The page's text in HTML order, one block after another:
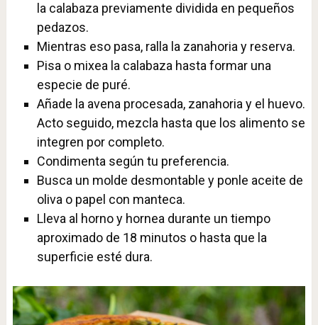
la calabaza previamente dividida en pequeños
pedazos.
Mientras eso pasa, ralla la zanahoria y reserva.
Pisa o mixea la calabaza hasta formar una
especie de puré.
Añade la avena procesada, zanahoria y el huevo.
Acto seguido, mezcla hasta que los alimento se
integren por completo.
Condimenta según tu preferencia.
Busca un molde desmontable y ponle aceite de
oliva o papel con manteca.
Lleva al horno y hornea durante un tiempo
aproximado de 18 minutos o hasta que la
superficie esté dura.